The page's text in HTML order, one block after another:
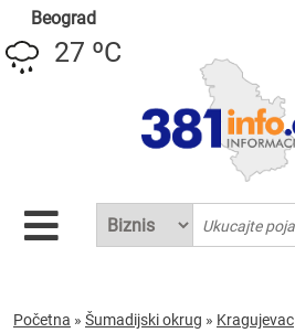
Beograd
27 ºC
Početna » Šumadijski okrug » Kragujevac